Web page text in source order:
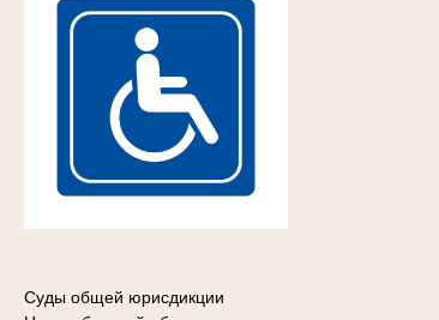
Суды общей юрисдикции